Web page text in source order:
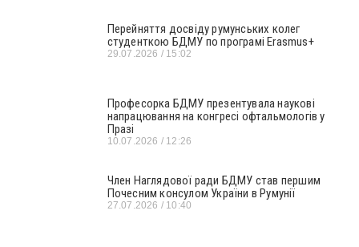
Перейняття досвіду румунських колег
студенткою БДМУ по програмі Erasmus+
29.07.2026 15:02
Професорка БДМУ презентувала наукові
напрацювання на конгресі офтальмологів у
Празі
10.07.2026 12:26
Член Наглядової ради БДМУ став першим
Почесним консулом України в Румунії
27.07.2026 10:40